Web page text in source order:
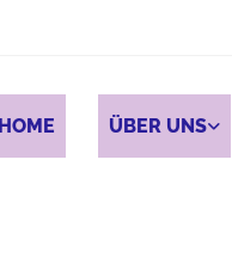
HOME ÜBER UNS